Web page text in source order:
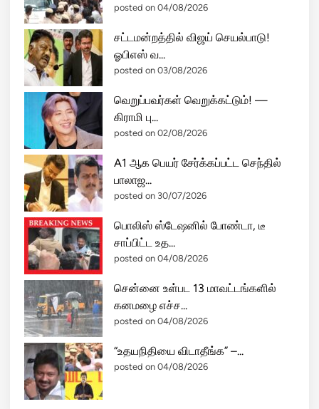
posted on 04/08/2026
சட்டமன்றத்தில் விஜய் செயல்பாடு!
ஓபிஎஸ் வ...
posted on 03/08/2026
வெறுப்பவர்கள் வெறுக்கட்டும்! —
கிராமி பு...
posted on 02/08/2026
A1 ஆக பெயர் சேர்க்கப்பட்ட செந்தில்
பாலாஜ...
posted on 30/07/2026
பொலிஸ் ஸ்டேஷனில் போண்டா, டீ
சாப்பிட்ட உத...
posted on 04/08/2026
சென்னை உள்பட 13 மாவட்டங்களில்
கனமழை எச்ச...
posted on 04/08/2026
“உதயநிதியை விடாதீங்க” –...
posted on 04/08/2026